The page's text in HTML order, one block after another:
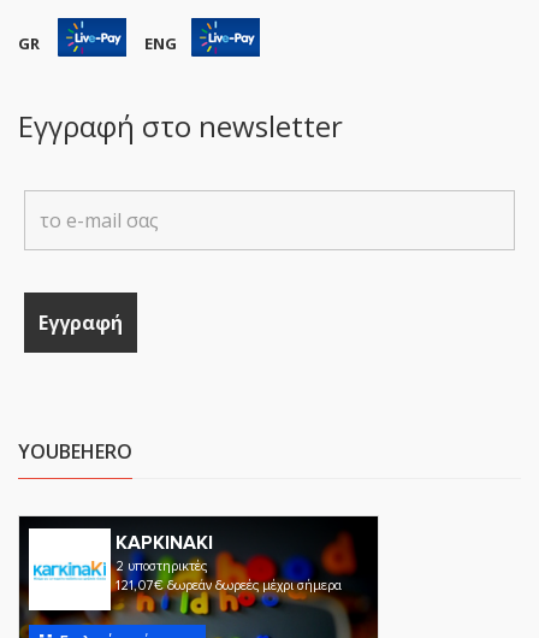
GR ENG
Εγγραφή στο newsletter
YOUBEHERO